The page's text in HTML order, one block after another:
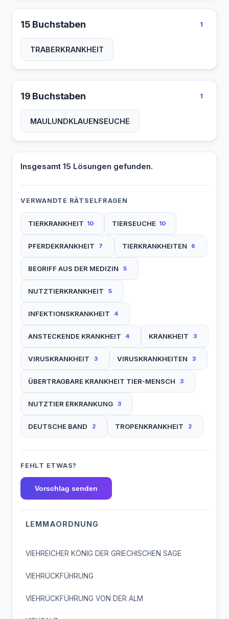
15 Buchstaben 1
TRABERKRANKHEIT
19 Buchstaben 1
MAULUNDKLAUENSEUCHE
Insgesamt 15 Lösungen gefunden.
VERWANDTE RÄTSELFRAGEN
TIERKRANKHEIT 10 TIERSEUCHE 10
PFERDEKRANKHEIT 7 TIERKRANKHEITEN 6
BEGRIFF AUS DER MEDIZIN 5
NUTZTIERKRANKHEIT 5
INFEKTIONSKRANKHEIT 4
ANSTECKENDE KRANKHEIT 4 KRANKHEIT 3
VIRUSKRANKHEIT 3 VIRUSKRANKHEITEN 3
ÜBERTRAGBARE KRANKHEIT TIER-MENSCH 3
NUTZTIER ERKRANKUNG 3
DEUTSCHE BAND 2 TROPENKRANKHEIT 2
FEHLT ETWAS?
Vorschlag senden
LEMMAORDNUNG
VIEHREICHER KÖNIG DER GRIECHISCHEN SAGE
VIEHRÜCKFÜHRUNG
VIEHRÜCKFÜHRUNG VON DER ALM